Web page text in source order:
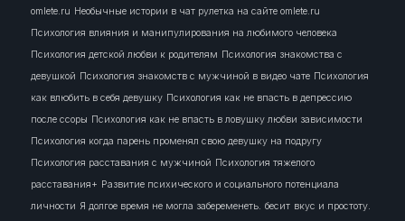
omlete.ru Необычные истории в чат рулетка на сайте omlete.ru
Психология влияния и манипулирования на любимого человека
Психология детской любви к родителям Психология знакомства с
девушкой Психология знакомств с мужчиной в видео чате Психология
как влюбить в себя девушку Психология как не впасть в депрессию
после ссоры Психология как не впасть в ловушку любви зависимости
Психология когда парень променял свою девушку на подругу
Психология расставания с мужчиной Психология тяжелого
расставания+ Развитие психического и социального потенциала
личности Я долгое время не могла забеременеть. бесит вкус и простоту.